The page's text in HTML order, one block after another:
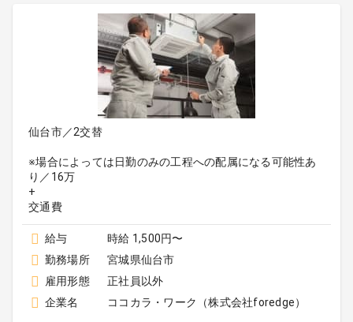
仙台市／2交替
※場合によっては日勤のみの工程への配属になる可能性あ
り／16万
+
交通費
給与
時給 1,500円〜
勤務場所
宮城県仙台市
雇用形態
正社員以外
企業名
ココカラ・ワーク（株式会社foredge）